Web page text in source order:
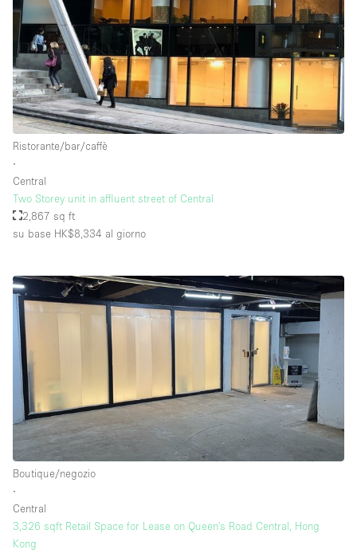
Ristorante/bar/caffè
∙
Central
Two Storey unit in affluent street of Central
2,867 sq ft
su base HK$8,334 al giorno
Boutique/negozio
∙
Central
3,326 sqft Retail Space for Lease on Queen's Road Central, Hong
Kong